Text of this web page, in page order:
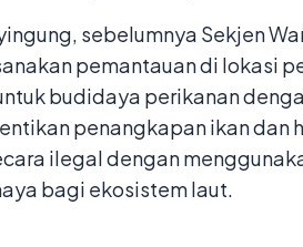
sebelumnya Sekjen
pemantauan di lokasi
budidaya perikanan
penangkapan ikan dan
ilegal dengan
bagi ekosistem laut.